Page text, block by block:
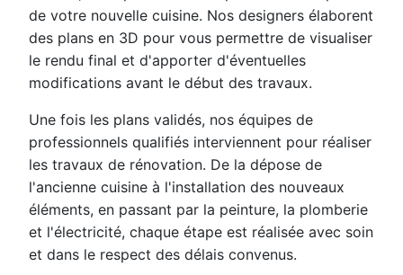
de votre nouvelle cuisine. Nos designers élaborent
des plans en 3D pour vous permettre de visualiser
le rendu final et d'apporter d'éventuelles
modifications avant le début des travaux.
Une fois les plans validés, nos équipes de
professionnels qualifiés interviennent pour réaliser
les travaux de rénovation. De la dépose de
l'ancienne cuisine à l'installation des nouveaux
éléments, en passant par la peinture, la plomberie
et l'électricité, chaque étape est réalisée avec soin
et dans le respect des délais convenus.